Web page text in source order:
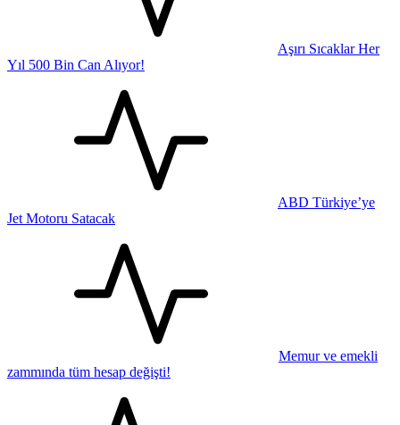
Aşırı Sıcaklar Her
Yıl 500 Bin Can Alıyor!
ABD Türkiye’ye
Jet Motoru Satacak
Memur ve emekli
zammında tüm hesap değişti!